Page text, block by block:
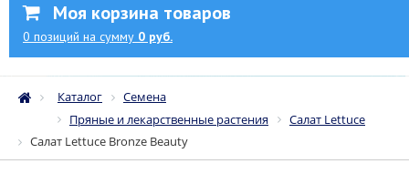
Моя корзина товаров
0 позиций на сумму 0 руб.
Каталог
Семена
Пряные и лекарственные растения
Салат Lettuce
Салат Lettuce Bronze Beauty